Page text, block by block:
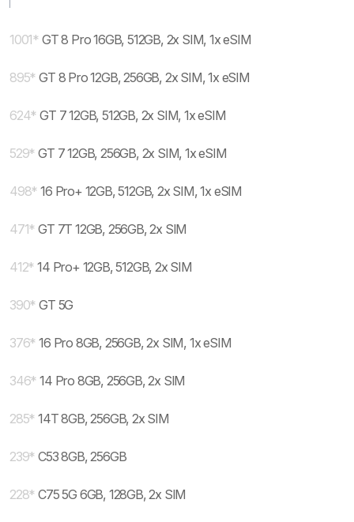
1001* GT 8 Pro 16GB, 512GB, 2x SIM, 1x eSIM
895* GT 8 Pro 12GB, 256GB, 2x SIM, 1x eSIM
624* GT 7 12GB, 512GB, 2x SIM, 1x eSIM
529* GT 7 12GB, 256GB, 2x SIM, 1x eSIM
498* 16 Pro+ 12GB, 512GB, 2x SIM, 1x eSIM
471* GT 7T 12GB, 256GB, 2x SIM
412* 14 Pro+ 12GB, 512GB, 2x SIM
390* GT 5G
376* 16 Pro 8GB, 256GB, 2x SIM, 1x eSIM
346* 14 Pro 8GB, 256GB, 2x SIM
285* 14T 8GB, 256GB, 2x SIM
239* C53 8GB, 256GB
228* C75 5G 6GB, 128GB, 2x SIM